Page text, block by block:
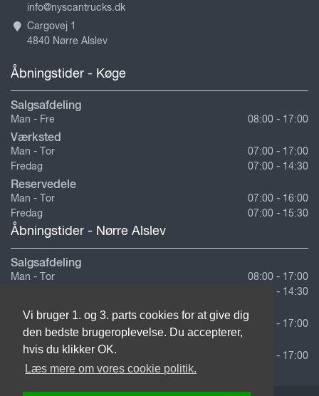
Vi bruger 1. og 3. parts cookies for at give dig
den bedste brugeroplevelse. Du accepterer,
hvis du klikker OK.
Læs mere om vores cookie politik.
info@nyscantrucks.dk
Cargovej 1
4840 Nørre Alslev
Åbningstider - Køge
Salgsafdeling
Man - Fre 08:00 - 17:00
Værksted
Man - Tor
07:00 - 17:00
Fredag
07:00 - 14:30
Reservedele
Man - Tor
07:00 - 16:00
Fredag
07:00 - 15:30
Åbningstider - Nørre Alslev
Salgsafdeling
Man - Tor
08:00 - 17:00
08:00 - 14:30
Værksted
Man - Fre 07:00 - 17:00
Reservedele
Man - Fre 07:00 - 17:00